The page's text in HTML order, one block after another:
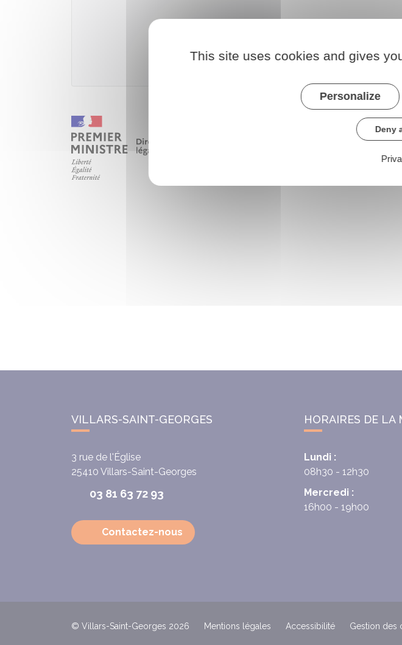
VILLARS-SAINT-GEORGES
3 rue de l'Église
25410 Villars-Saint-Georges
03 81 63 72 93
Contactez-nous
HORAIRES DE LA
Lundi :
08h30 - 12h30
Mercredi :
16h00 - 19h00
© Villars-Saint-Georges 2026 Mentions légales Accessibilité Gestion des
This site uses cookies and gives
Personalize
Deny